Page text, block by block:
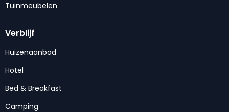
Tuinmeubelen
Verblijf
Huizenaanbod
Hotel
Bed & Breakfast
Camping